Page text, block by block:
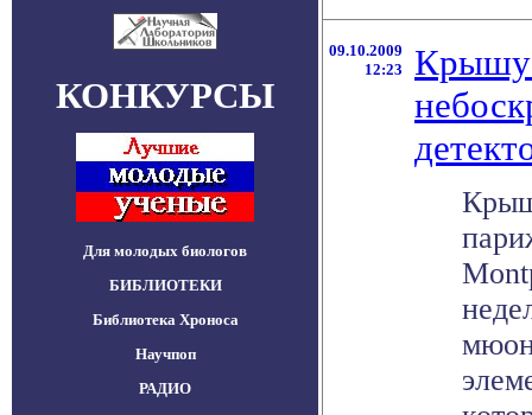
КОНКУРСЫ
Для молодых биологов
БИБЛИОТЕКИ
Библиотека Хроноса
Научпоп
РАДИО
09.10.2009
12:23
Крышу